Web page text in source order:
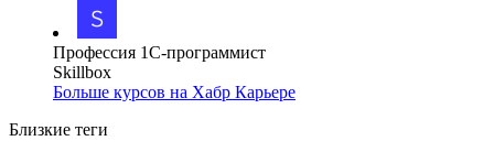
Профессия 1С-программист
Skillbox
Больше курсов на Хабр Карьере
Близкие теги